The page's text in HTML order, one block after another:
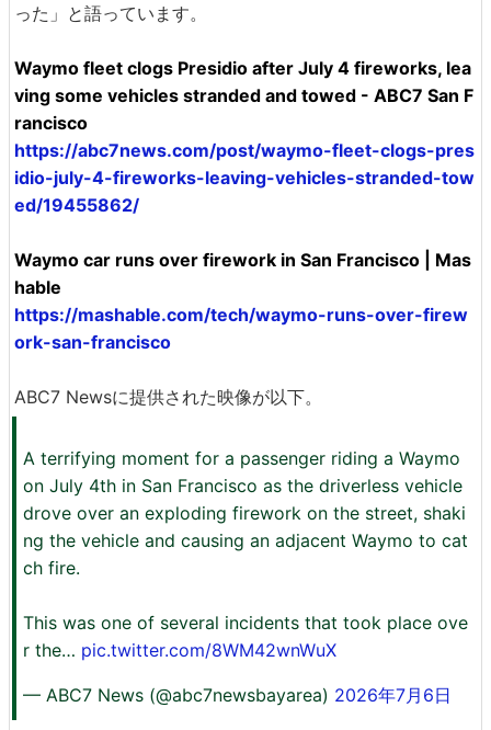
った」と語っています。
Waymo fleet clogs Presidio after July 4 fireworks, lea
ving some vehicles stranded and towed - ABC7 San F
rancisco
https://abc7news.com/post/waymo-fleet-clogs-pres
idio-july-4-fireworks-leaving-vehicles-stranded-tow
ed/19455862/
Waymo car runs over firework in San Francisco | Mas
hable
https://mashable.com/tech/waymo-runs-over-firew
ork-san-francisco
ABC7 Newsに提供された映像が以下。
A terrifying moment for a passenger riding a Waymo
on July 4th in San Francisco as the driverless vehicle
drove over an exploding firework on the street, shaki
ng the vehicle and causing an adjacent Waymo to cat
ch fire.
This was one of several incidents that took place ove
r the… pic.twitter.com/8WM42wnWuX
— ABC7 News (@abc7newsbayarea) 2026年7月6日